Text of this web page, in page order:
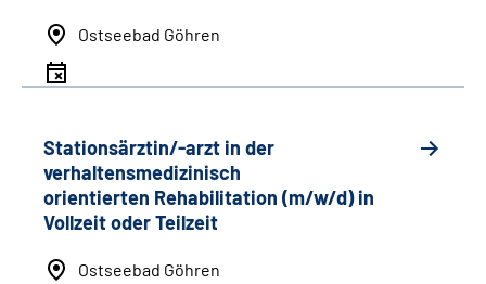
Ostseebad Göhren
Stationsärztin/-arzt in der
verhaltensmedizinisch
orientierten Rehabilitation (m/w/d) in
Vollzeit oder Teilzeit
Ostseebad Göhren